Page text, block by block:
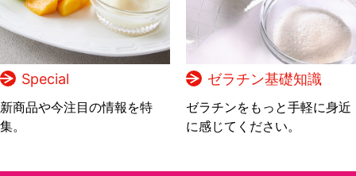
Special
新商品や今注目の情報を特
集。
ゼラチン基礎知識
ゼラチンをもっと手軽に身近
に感じてください。